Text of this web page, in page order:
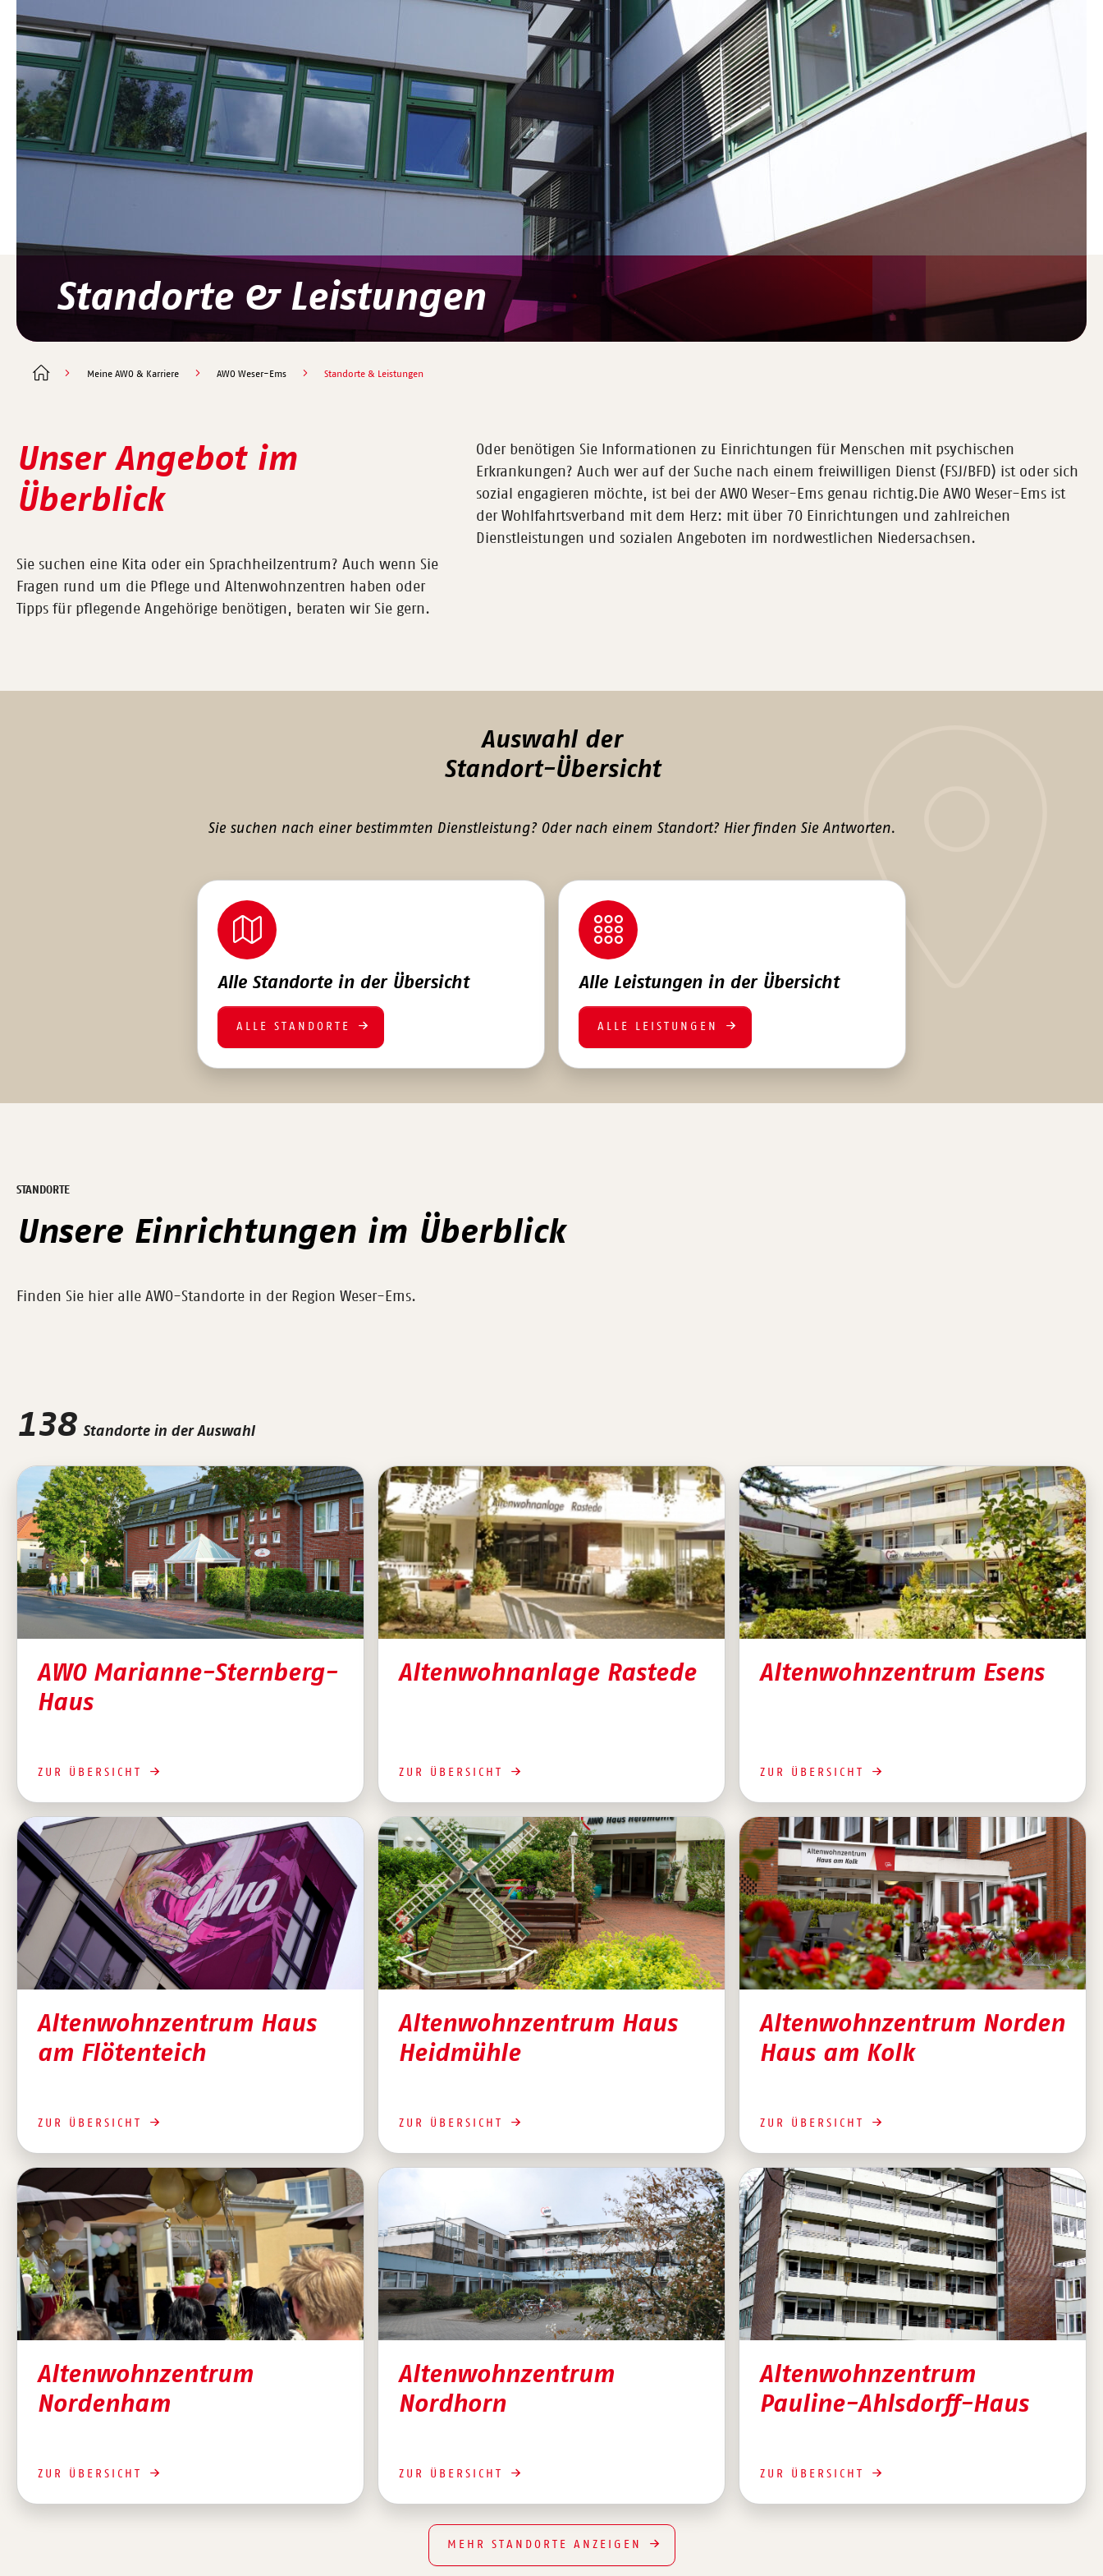
Standorte & Leistungen
Meine AWO & Karriere AWO Weser-Ems Standorte & Leistungen
Unser Angebot im
Überblick
Sie suchen eine Kita oder ein Sprachheilzentrum? Auch wenn Sie
Fragen rund um die Pflege und Altenwohnzentren haben oder
Tipps für pflegende Angehörige benötigen, beraten wir Sie gern.
Oder benötigen Sie Informationen zu Einrichtungen für Menschen mit psychischen
Erkrankungen? Auch wer auf der Suche nach einem freiwilligen Dienst (FSJ/BFD) ist oder sich
sozial engagieren möchte, ist bei der AWO Weser-Ems genau richtig.Die AWO Weser-Ems ist
der Wohlfahrtsverband mit dem Herz: mit über 70 Einrichtungen und zahlreichen
Dienstleistungen und sozialen Angeboten im nordwestlichen Niedersachsen.
Auswahl der
Standort-Übersicht
Sie suchen nach einer bestimmten Dienstleistung? Oder nach einem Standort? Hier finden Sie Antworten.
Alle Standorte in der Übersicht
ALLE STANDORTE
Alle Leistungen in der Übersicht
ALLE LEISTUNGEN
STANDORTE
Unsere Einrichtungen im Überblick
Finden Sie hier alle AWO-Standorte in der Region Weser-Ems.
138 Standorte in der Auswahl
AWO Marianne-Sternberg-
Haus
ZUR ÜBERSICHT
Altenwohnanlage Rastede
ZUR ÜBERSICHT
Altenwohnzentrum Esens
ZUR ÜBERSICHT
Altenwohnzentrum Haus
am Flötenteich
ZUR ÜBERSICHT
Altenwohnzentrum Haus
Heidmühle
ZUR ÜBERSICHT
Altenwohnzentrum Norden
Haus am Kolk
ZUR ÜBERSICHT
Altenwohnzentrum
Nordenham
ZUR ÜBERSICHT
Altenwohnzentrum
Nordhorn
ZUR ÜBERSICHT
Altenwohnzentrum
Pauline-Ahlsdorff-Haus
ZUR ÜBERSICHT
MEHR STANDORTE ANZEIGEN